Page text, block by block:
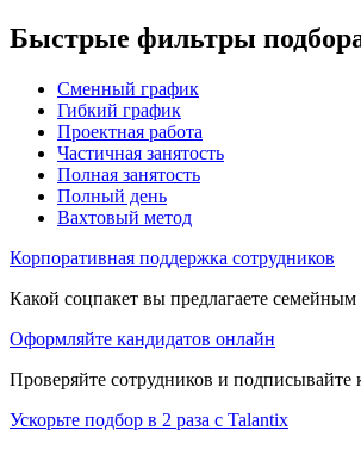
Быстрые фильтры
Сменный график
Гибкий график
Проектная работа
Частичная занятость
Полная занятость
Полный день
Вахтовый метод
Корпоративная поддержка сотрудников
Какой соцпакет вы предлагаете семейным
Оформляйте кандидатов онлайн
Проверяйте сотрудников и
Ускорьте подбор в 2 раза с Talantix